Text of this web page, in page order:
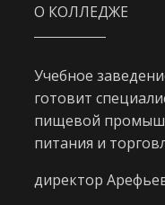
О КОЛЛЕДЖЕ
Учебное
готовит
пищевой
питания и
директор